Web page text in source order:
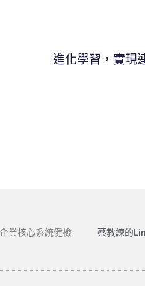
進化學習，實現
企業核心系統健檢 蔡教練的